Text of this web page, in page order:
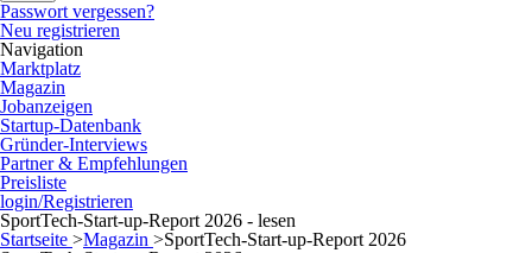
Passwort vergessen?
Neu registrieren
Navigation
Marktplatz
Magazin
Jobanzeigen
Startup-Datenbank
Gründer-Interviews
Partner & Empfehlungen
Preisliste
login/Registrieren
SportTech-Start-up-Report 2026 - lesen
Startseite >Magazin >SportTech-Start-up-Report 2026